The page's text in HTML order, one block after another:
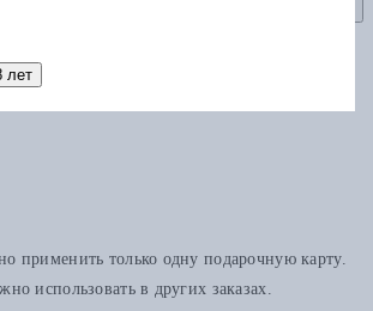
применить только одну подарочную карту.
использовать в других заказах.
лет